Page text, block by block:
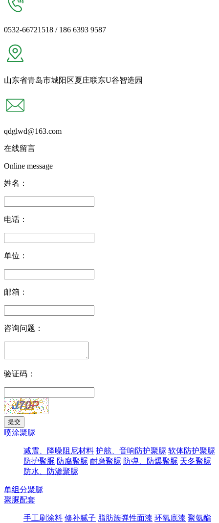
0532-66721518 / 186 6393 9587
山东省青岛市城阳区夏庄联东U谷智造园
qdglwd@163.com
在线留言
Online message
姓名：
电话：
单位：
邮箱：
咨询问题：
验证码：
喷涂聚脲
减震、降噪阻尼材料 护舷、音响防护聚脲 软体防护聚脲
防护聚脲 防腐聚脲 耐磨聚脲 防弹、防爆聚脲 天冬聚脲
防水、防渗聚脲
单组分聚脲
聚脲配套
手工刷涂料 修补腻子 脂肪族弹性面漆 环氧底漆 聚氨酯